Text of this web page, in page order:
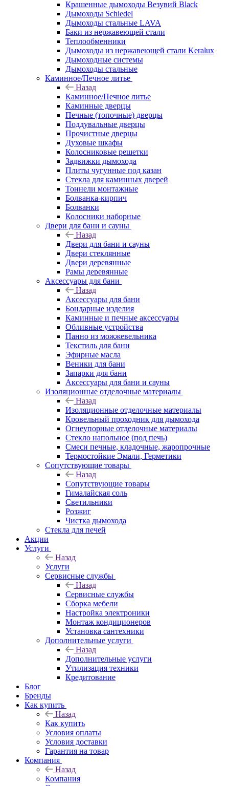
Крашенные дымоходы Везувий Black
Дымоходы Schiedel
Дымоходы стальные LAVA
Баки из нержавеющей стали
Теплообменники
Дымоходы из нержавеющей стали Keralux
Дымоходные системы
Дымоходы стальные
Каминное/Печное литье
Назад
Каминное/Печное литье
Каминные дверцы
Печные (топочные) дверцы
Поддувальные дверцы
Прочистные дверцы
Духовые шкафы
Колосниковые решетки
Задвижки дымохода
Плиты чугунные под казан
Стекла для каминных дверей
Тоннели монтажные
Болванка-кирпич
Болванки
Колосники наборные
Двери для бани и сауны
Назад
Двери для бани и сауны
Двери стеклянные
Двери деревянные
Рамы деревянные
Аксессуары для бани
Назад
Аксессуары для бани
Бондарные изделия
Каминные и печные аксессуары
Обливные устройства
Панно из можжевельника
Текстиль для бани
Эфирные масла
Веники для бани
Запарки для бани
Аксессуары для бани и сауны
Изоляционные отделочные материалы
Назад
Изоляционные отделочные материалы
Кровельный проходник для дымохода
Огнеупорные отделочные материалы
Стекло напольное (под печь)
Смеси печные, кладочные, жаропрочные
Термостойкие Эмали, Герметики
Сопутствующие товары
Назад
Сопутствующие товары
Гималайская соль
Светильники
Розжиг
Чистка дымохода
Стекла для печей
Акции
Услуги
Назад
Услуги
Сервисные службы
Назад
Сервисные службы
Сборка мебели
Настройка электроники
Монтаж кондиционеров
Установка сантехники
Дополнительные услуги
Назад
Дополнительные услуги
Утилизация техники
Кредитование
Блог
Бренды
Как купить
Назад
Как купить
Условия оплаты
Условия доставки
Гарантия на товар
Компания
Назад
Компания